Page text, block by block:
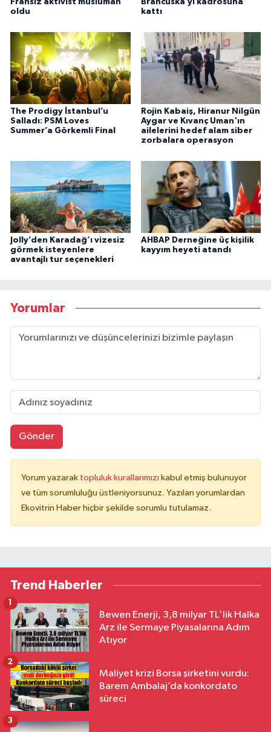
Fransız aktivist müslüman
oldu
Brancuska’yı kadrosuna
kattı
The Prodigy İstanbul’u
Salladı: PSM Loves
Summer’a Görkemli Final
Rojin Kabaiş, Hiranur Nilgün
Aygar ve Kıvanç Uman'ın
ailelerini hedef alam siber
zorbalara operasyon
Jolly’den Karadağ’ı vizesiz
görmek isteyenlere
avantajlı tur seçenekleri
AHBAP Derneğine üç kişilik
kayyım heyeti atandı
Yorumlar
Gönder
Yorum yazarak topluluk kurallarımızı kabul etmiş bulunuyor
ve tüm sorumluluğu üstleniyorsunuz. Yazılan yorumlardan
Ekovitrin Haber hiçbir şekilde sorumlu tutulamaz.
Trend Haberler
Bewen Enerji, 3,8 milyar TL'lik Halka
Arz ile Sermaye Piyasalarına Adım
Atıyor
1
Maliyet krizi Borsa şirketini vurdu:
Barem Ambalaj’da konkordato
süreci
2
3